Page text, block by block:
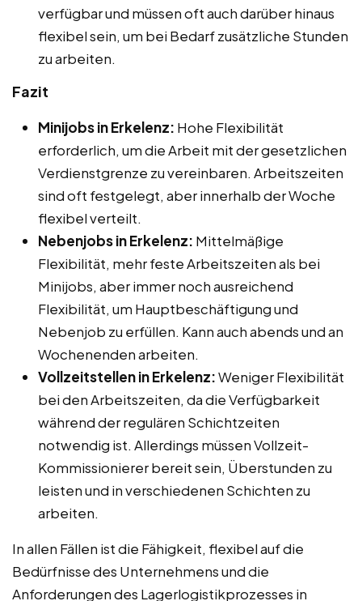
verfügbar und müssen oft auch darüber hinaus
flexibel sein, um bei Bedarf zusätzliche Stunden
zu arbeiten.
Fazit
Minijobs in Erkelenz: Hohe Flexibilität
erforderlich, um die Arbeit mit der gesetzlichen
Verdienstgrenze zu vereinbaren. Arbeitszeiten
sind oft festgelegt, aber innerhalb der Woche
flexibel verteilt.
Nebenjobs in Erkelenz: Mittelmäßige
Flexibilität, mehr feste Arbeitszeiten als bei
Minijobs, aber immer noch ausreichend
Flexibilität, um Hauptbeschäftigung und
Nebenjob zu erfüllen. Kann auch abends und an
Wochenenden arbeiten.
Vollzeitstellen in Erkelenz:Weniger Flexibilität
bei den Arbeitszeiten, da die Verfügbarkeit
während der regulären Schichtzeiten
notwendig ist. Allerdings müssen Vollzeit-
Kommissionierer bereit sein, Überstunden zu
leisten und in verschiedenen Schichten zu
arbeiten.
In allen Fällen ist die Fähigkeit, flexibel auf die
Bedürfnisse des Unternehmens und die
Anforderungen des Lagerlogistikprozesses in